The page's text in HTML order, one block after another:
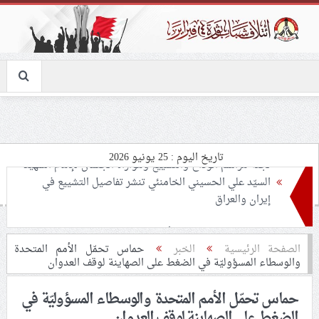
تاريخ اليوم : 25 يونيو 2026
تحذيرات من استغلال الأوضاع في غزّة لإشعال صراعات
داخليّة تخدم الاحتلال
ملفّ إنسانيّ مؤلم.. الأسيرات الفلسطينيّات بين القمع
والإهمال الطبي
55 مأتمًا وحسينيّة يعترضون على الإجراءات القمعيّة للنظام
الصفحة الرئيسية الخبر حماس تحمّل الأمم المتحدة
والوسطاء المسؤوليّة في الضغط على الصهاينة لوقف العدوان
حماس تحمّل الأمم المتحدة والوسطاء المسؤوليّة في